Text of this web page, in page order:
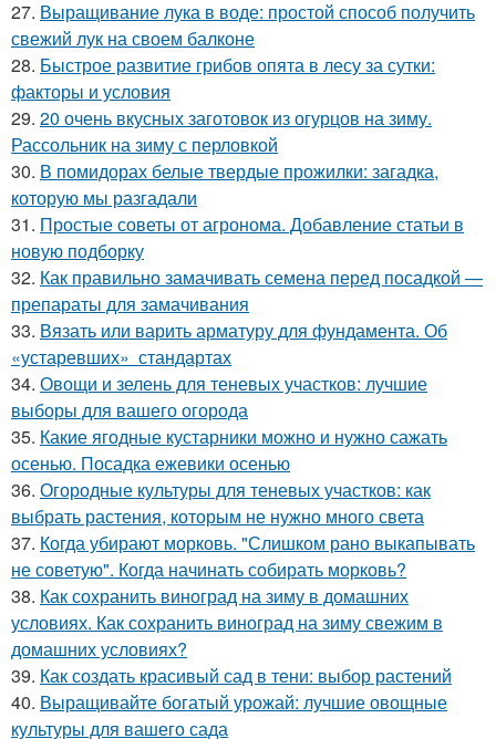
27. Выращивание лука в воде: простой способ получить
свежий лук на своем балконе
28. Быстрое развитие грибов опята в лесу за сутки:
факторы и условия
29. 20 очень вкусных заготовок из огурцов на зиму.
Рассольник на зиму с перловкой
30. В помидорах белые твердые прожилки: загадка,
которую мы разгадали
31. Простые советы от агронома. Добавление статьи в
новую подборку
32. Как правильно замачивать семена перед посадкой —
препараты для замачивания
33. Вязать или варить арматуру для фундамента. Об
«устаревших» стандартах
34. Овощи и зелень для теневых участков: лучшие
выборы для вашего огорода
35. Какие ягодные кустарники можно и нужно сажать
осенью. Посадка ежевики осенью
36. Огородные культуры для теневых участков: как
выбрать растения, которым не нужно много света
37. Когда убирают морковь. "Слишком рано выкапывать
не советую". Когда начинать собирать морковь?
38. Как сохранить виноград на зиму в домашних
условиях. Как сохранить виноград на зиму свежим в
домашних условиях?
39. Как создать красивый сад в тени: выбор растений
40. Выращивайте богатый урожай: лучшие овощные
культуры для вашего сада